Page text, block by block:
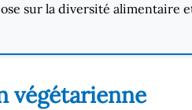
sur la diversité alimentaire
végétarienne